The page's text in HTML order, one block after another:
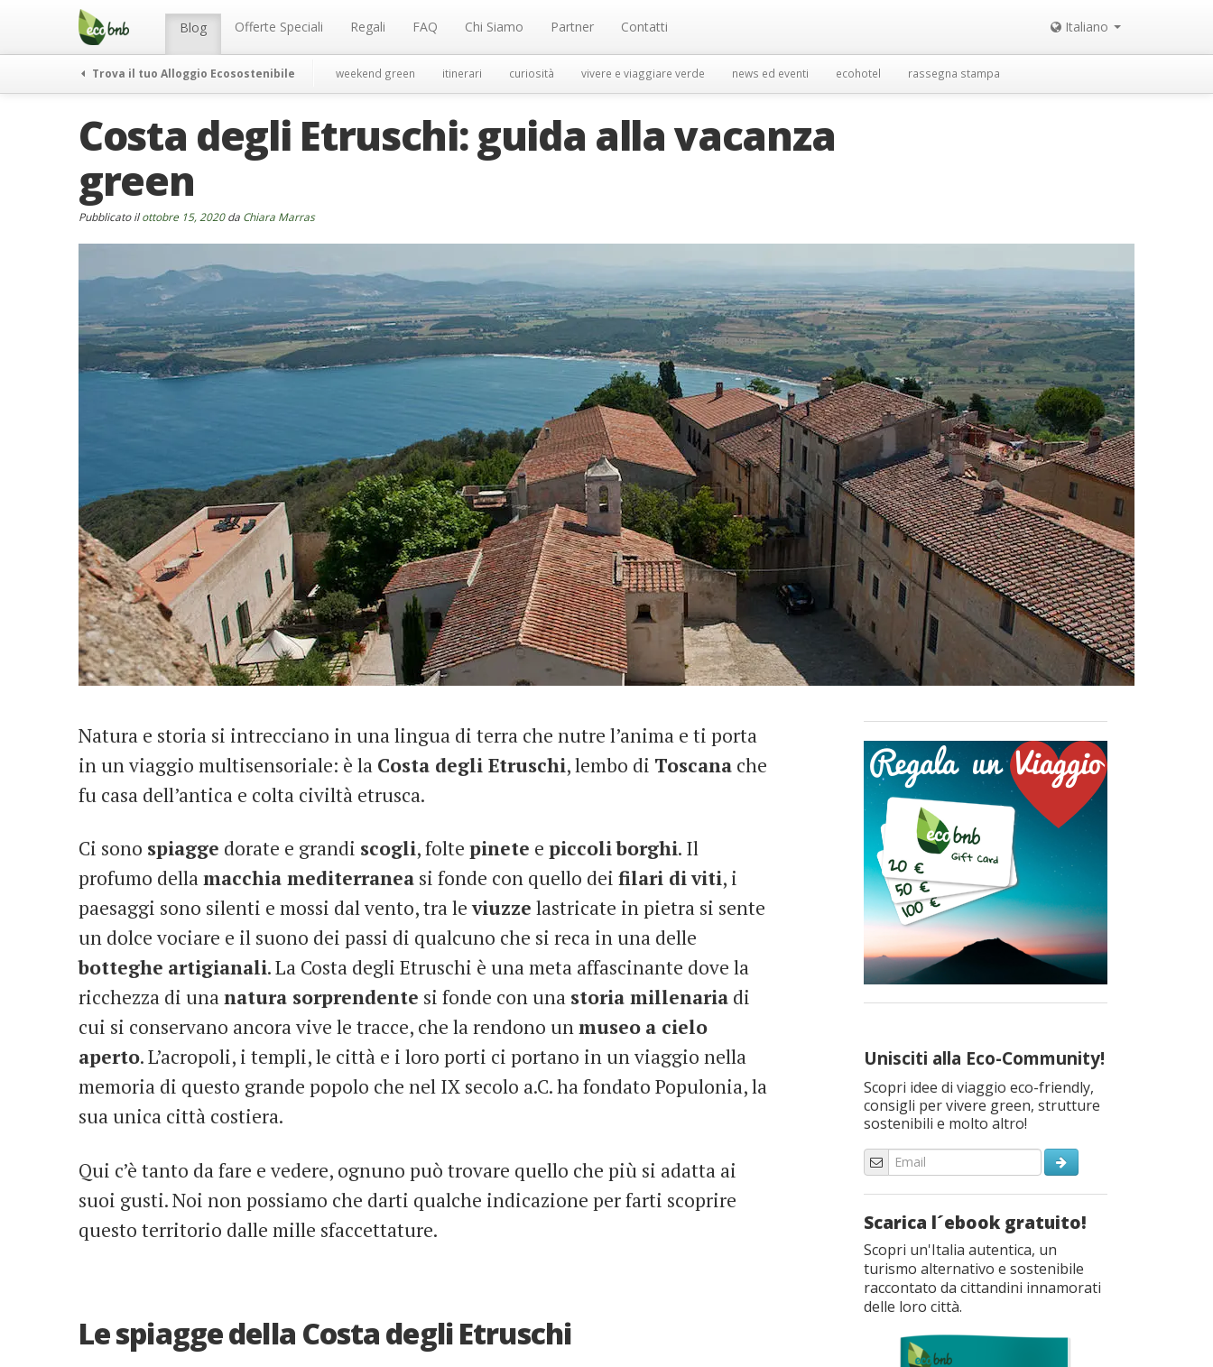
Menu Blog Offerte Speciali Regali FAQ Chi Siamo Partner Contatti Italiano
Trova il tuo Alloggio Ecosostenibile weekend green itinerari curiosità vivere e viaggiare verde news ed eventi ecohotel rassegna stampa
Costa degli Etruschi: guida alla vacanza
green
Pubblicato ilottobre 15, 2020da Chiara Marras
Natura e storia si intrecciano in una lingua di terra che nutre l’anima e ti porta
in un viaggio multisensoriale: è la Costa degli Etruschi, lembo di Toscana che
fu casa dell’antica e colta civiltà etrusca.
Ci sono spiagge dorate e grandi scogli, folte pinete e piccoliborghi. Il
profumo dellamacchia mediterranea si fonde con quello dei filari diviti, i
paesaggi sono silenti e mossi dal vento, tra leviuzze lastricate in pietra si sente
un dolce vociare e il suono dei passi di qualcuno che si reca in una delle
botteghe artigianali. La Costa degli Etruschi è una meta affascinante dove la
ricchezza di unanatura sorprendente si fonde con una storia millenaria di
cui si conservano ancora vive le tracce, che la rendono unmuseo a cielo
aperto. L’acropoli, i templi, le città e i loro porti ci portano in un viaggio nella
memoria di questo grande popolo che nel IX secolo a.C. ha fondato Populonia, la
sua unica città costiera.
Qui c’è tanto da fare e vedere, ognuno può trovare quello che più si adatta ai
suoi gusti. Noi non possiamo che darti qualche indicazione per farti scoprire
questo territorio dalle mille sfaccettature.
Le spiagge della Costa degli Etruschi
Unisciti alla Eco-Community!
Scopri idee di viaggio eco-friendly,
consigli per vivere green, strutture
sostenibili e molto altro!
Scarica l´ebook gratuito!
Scopri un'Italia autentica, un
turismo alternativo e sostenibile
raccontato da cittandini innamorati
delle loro città.